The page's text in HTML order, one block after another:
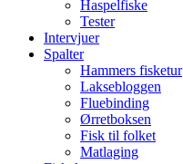
Haspelfiske
Tester
Intervjuer
Spalter
Hammers fisketur
Laksebloggen
Fluebinding
Ørretboksen
Fisk til folket
Matlaging